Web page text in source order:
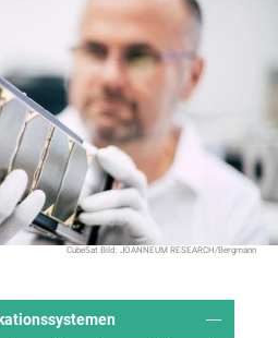
CubeSat Bild: JOANNEUM RESEARCH/Bergmann